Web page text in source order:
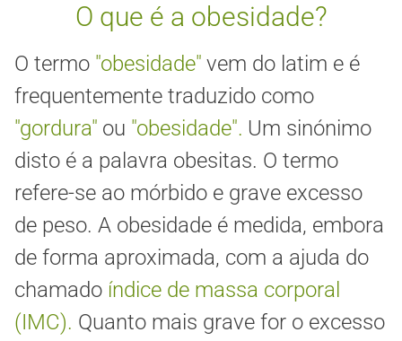
O que é a obesidade?
O termo "obesidade" vem do latim e é
frequentemente traduzido como
"gordura" ou "obesidade". Um sinónimo
disto é a palavra obesitas. O termo
refere-se ao mórbido e grave excesso
de peso. A obesidade é medida, embora
de forma aproximada, com a ajuda do
chamado índice de massa corporal
(IMC). Quanto mais grave for o excesso